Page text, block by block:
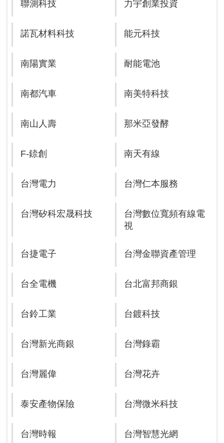
聯測科技 力宇創業投資
諾瓦材料科技 能元科技
南陽實業 耐能電池
南都汽車 南美特科技
南山人壽 那米亞發酵
F-錼創 南天有線
台灣電力 台灣仁本服務
台灣矽科宏晟科技
台灣數位寬頻有線電
視
台捷電子 台灣金聯資產管理
台全電機 台北富邦商銀
台鈴工業 台鍍科技
台灣新光商銀 台灣錄霸
台灣麗偉 台灣花卉
泰安產物保險 台灣微米科技
台灣時報 台灣智慧光網